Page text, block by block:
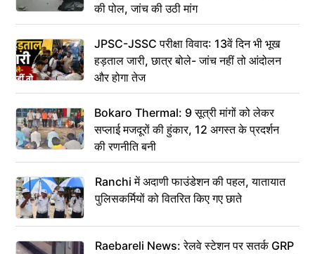
की पोल, जांच की उठी मांग
JPSC-JSSC परीक्षा विवाद: 13वें दिन भी भूख
हड़ताल जारी, छात्र बोले- जांच नहीं तो आंदोलन
और होगा तेज
Bokaro Thermal: 9 सूत्री मांगों को लेकर
सप्लाई मजदूरों की हुंकार, 12 अगस्त के प्रदर्शन
की रणनीति बनी
Ranchi में अदाणी फाउंडेशन की पहल, यातायात
पुलिसकर्मियों को वितरित किए गए छाते
Raebareli News: रेलवे स्टेशन पर सतर्क GRP